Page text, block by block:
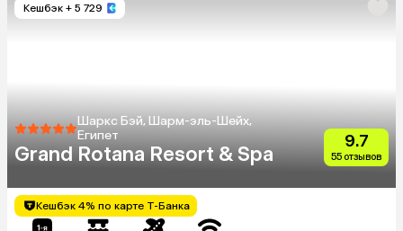
Кешбэк + 5 729
Шаркс Бэй, Шарм-эль-Шейх,
Египет
Grand Rotana Resort & Spa
9.7
55 отзывов
Кешбэк 4% по карте Т-Банка